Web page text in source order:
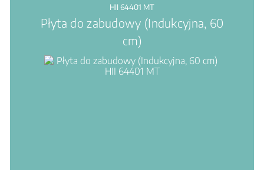
HII 64401 MT
Płyta do zabudowy (Indukcyjna, 60
cm)